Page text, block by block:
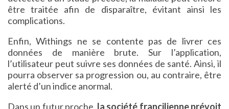
être traitée afin de disparaître, évitant ainsi les
complications.
Enfin, Withings ne se contente pas de livrer ces
données de manière brute. Sur l’application,
l’utilisateur peut suivre ses données de santé. Ainsi, il
pourra observer sa progression ou, au contraire, être
alerté d’un indice anormal.
Dans un futur proche, la société francilienne prévoit